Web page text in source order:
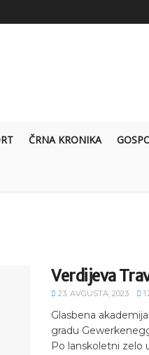
ČRNA KRONIKA
Verdijeva
23. AVGUSTA, 2023
Glasbena
gradu
Po lanskoletni zelo